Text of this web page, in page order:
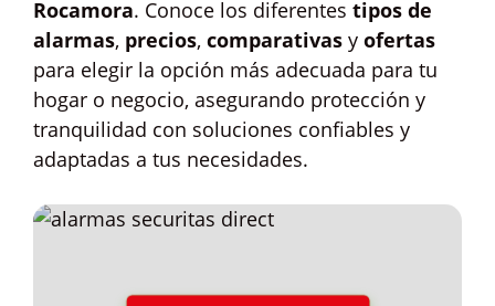
Rocamora. Conoce los diferentes tipos de
alarmas, precios, comparativas y ofertas
para elegir la opción más adecuada para tu
hogar o negocio, asegurando protección y
tranquilidad con soluciones confiables y
adaptadas a tus necesidades.